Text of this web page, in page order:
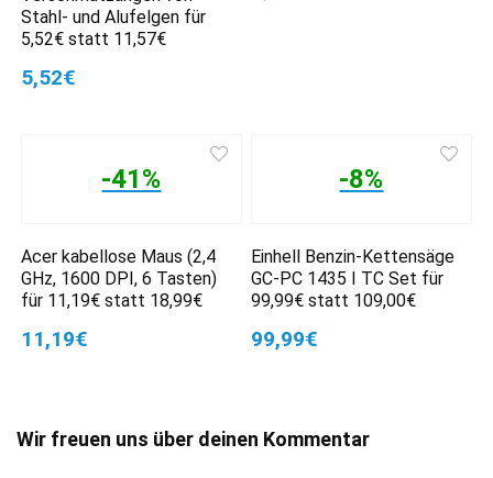
Stahl- und Alufelgen für
5,52€ statt 11,57€
5,52€
-41%
Acer kabellose Maus (2,4
GHz, 1600 DPI, 6 Tasten)
für 11,19€ statt 18,99€
11,19€
-8%
Einhell Benzin-Kettensäge
GC-PC 1435 I TC Set für
99,99€ statt 109,00€
99,99€
Wir freuen uns über deinen Kommentar